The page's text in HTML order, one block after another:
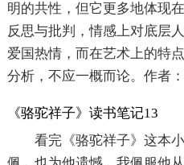
明的共性，但它更多地体现
反思与批判，情感上对底层
爱国热情，而在艺术上的特
分析，不应一概而论。作者
《骆驼祥子》读书笔记13
看完《骆驼祥子》这本